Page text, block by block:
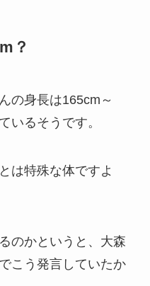
？
の身長は165cm～
いるそうです。
は特殊な体ですよ
のかというと、大森
こう発言していたか